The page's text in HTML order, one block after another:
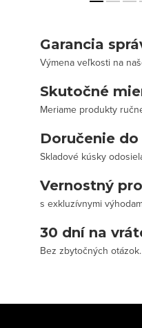
Garancia
Výmena veľkosti na
Skutočné
Meriame produkty
Doručenie do
Skladové kúsky
Vernostný
s exkluzívnymi
30 dní na
Bez zbytočných otázok.